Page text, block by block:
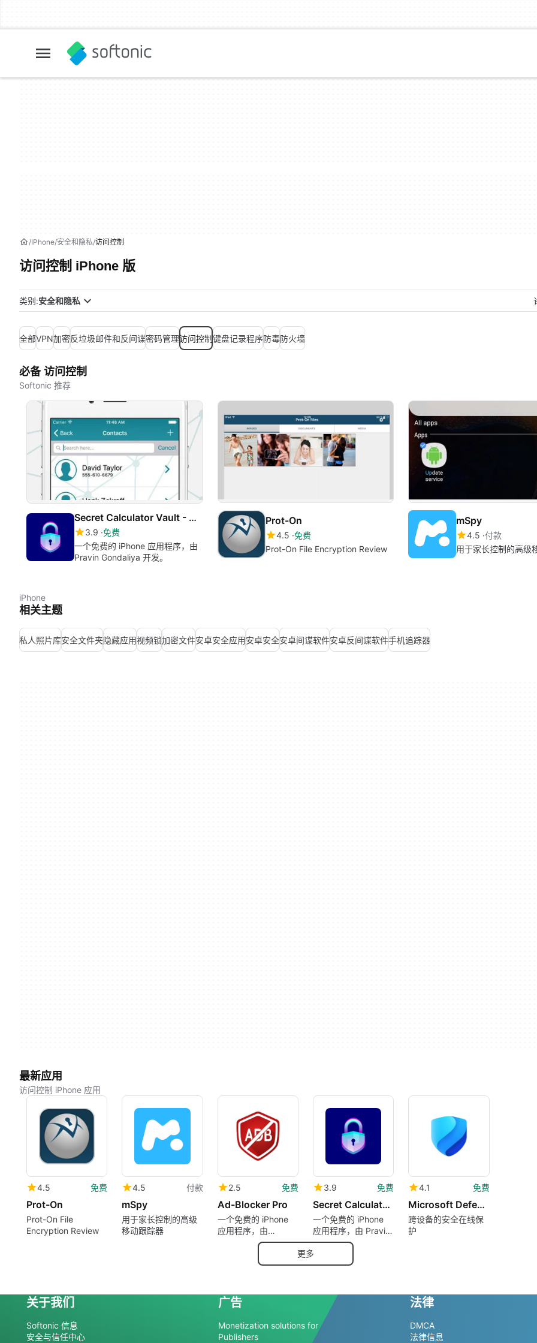
IPhone 安全和隐私 访问控制
访问控制 iPhone 版
类别:安全和隐私
全部VPN加密反垃圾邮件和反间谍密码管理访问控制键盘记录程序防毒防火墙
必备 访问控制
Softonic 推荐
Secret Calculator Vault - Hide Photo & Lock Videos
3.9 免费
一个免费的 iPhone 应用程序，由
Pravin Gondaliya 开发。
Prot-On
4.5 免费
Prot-On File Encryption Review
mSpy
4.5 付款
用于家长控制的高级
iPhone
相关主题
私人照片库安全文件夹隐藏应用视频锁加密文件安卓安全应用安卓安全安卓间谍软件安卓反间谍软件手机追踪器
最新应用
访问控制 iPhone 应用
4.5 免费
Prot-On
Prot-On File
Encryption Review
4.5 付款
mSpy
用于家长控制的高级
移动跟踪器
2.5 免费
Ad-Blocker Pro
一个免费的 iPhone
应用程序，由
PCVARK 软件
3.9 免费
Secret Calculator Vault - Hide Photo & Lock Videos
一个免费的 iPhone
应用程序，由 Pravin
Gondaliya 开发。
4.1 免费
Microsoft Defender
跨设备的安全在线保
护
更多
关于我们
Softonic 信息
安全与信任中心
广告
Monetization solutions for
Publishers
法律
DMCA
法律信息